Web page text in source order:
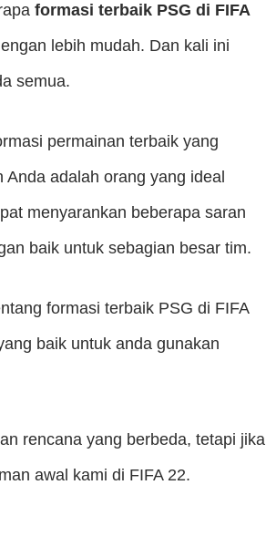
formasi terbaik PSG di FIFA
lebih mudah. Dan kali ini
semua.
permainan terbaik yang
adalah orang yang ideal
menyarankan beberapa saran
baik untuk sebagian besar tim.
formasi terbaik PSG di FIFA
baik untuk anda gunakan
rencana yang berbeda, tetapi jika
awal kami di FIFA 22.